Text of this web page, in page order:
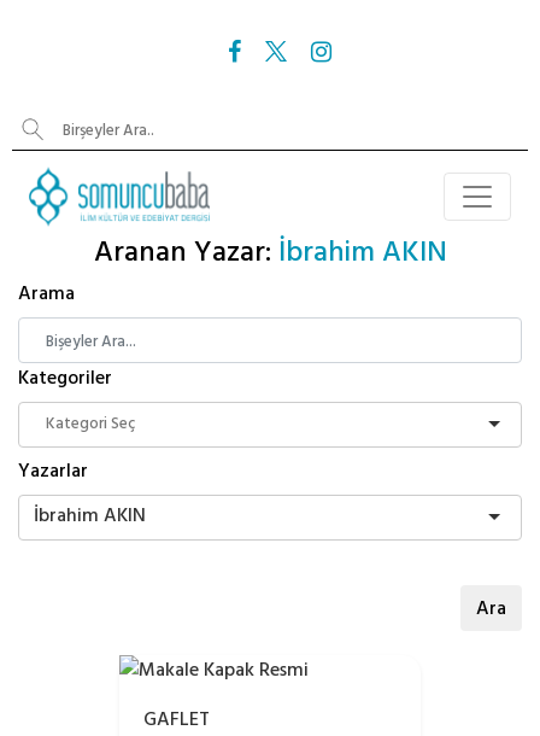
Aranan Yazar: İbrahim AKIN
Arama
Kategoriler
Yazarlar
İbrahim AKIN
Ara
GAFLET